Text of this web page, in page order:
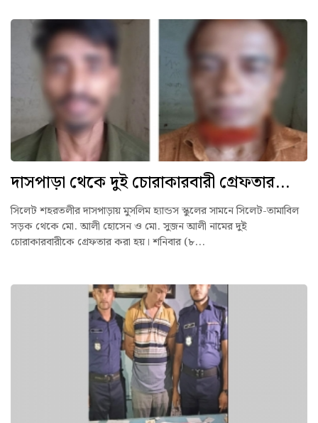
দাসপাড়া থেকে দুই চোরাকারবারী গ্রেফতার...
সিলেট শহরতলীর দাসপাড়ায় মুসলিম হ্যান্ডস স্কুলের সামনে সিলেট-তামাবিল
সড়ক থেকে মো. আলী হোসেন ও মো. সুজন আলী নামের দুই
চোরাকারবারীকে গ্রেফতার করা হয়। শনিবার (৮...